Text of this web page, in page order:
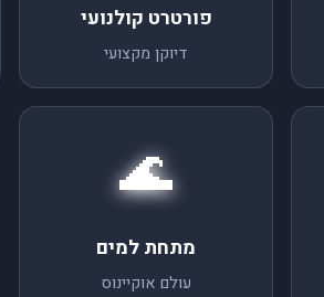
פורטרט קולנועי
דיוקן מקצועי
🌊
מתחת למים
עולם אוקיינוס